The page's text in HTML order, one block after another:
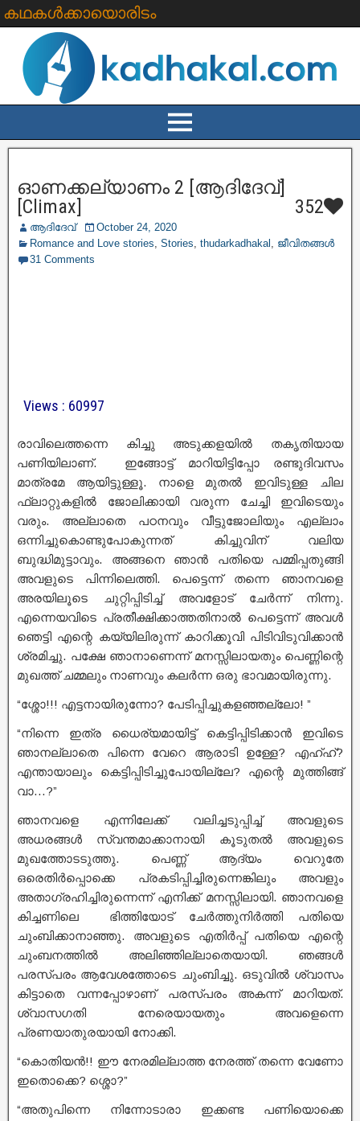
കഥകൾക്കായൊരിടം
ഓണക്കല്യാണം 2 [ആദിദേവ്]
[Climax]
352
ആദിദേവ്
October 24, 2020
Romance and Love stories, Stories, thudarkadhakal , ജീവിതങ്ങള്‍
31 Comments
Views : 60997
രാവിലെത്തന്നെ കിച്ചു അടുക്കളയിൽ തകൃതിയായ
പണിയിലാണ്. ഇങ്ങോട്ട് മാറിയിട്ടിപ്പോ രണ്ടുദിവസം
മാത്രമേ ആയിട്ടുള്ളൂ. നാളെ മുതൽ ഇവിടുള്ള ചില
ഫ്ലാറ്റുകളിൽ ജോലിക്കായി വരുന്ന ചേച്ചി ഇവിടെയും
വരും. അല്ലാതെ പഠനവും വീട്ടുജോലിയും എല്ലാം
ഒന്നിച്ചുകൊണ്ടുപോകുന്നത് കിച്ചുവിന് വലിയ
ബുദ്ധിമുട്ടാവും. അങ്ങനെ ഞാൻ പതിയെ പമ്മിപ്പതുങ്ങി
അവളുടെ പിന്നിലെത്തി. പെട്ടെന്ന് തന്നെ ഞാനവളെ
അരയിലൂടെ ചുറ്റിപ്പിടിച്ച് അവളോട് ചേർന്ന് നിന്നു.
എന്നെയവിടെ പ്രതീക്ഷിക്കാത്തതിനാൽ പെട്ടെന്ന് അവൾ
ഞെട്ടി എന്റെ കയ്യിലിരുന്ന് കാറിക്കൂവി പിടിവിടുവിക്കാൻ
ശ്രമിച്ചു. പക്ഷേ ഞാനാണെന്ന് മനസ്സിലായതും പെണ്ണിന്റെ
മുഖത്ത് ചമ്മലും നാണവും കലർന്ന ഒരു ഭാവമായിരുന്നു.
“ശ്ശോ!!! എട്ടനായിരുന്നോ? പേടിപ്പിച്ചുകളഞ്ഞല്ലോ! ”
“നിന്നെ ഇത്ര ധൈര്യമായിട്ട് കെട്ടിപ്പിടിക്കാൻ ഇവിടെ
ഞാനല്ലാതെ പിന്നെ വേറെ ആരാടി ഉള്ളേ? എഹ്ഹ്?
എന്തായാലും കെട്ടിപ്പിടിച്ചുപോയില്ലേ? എന്റെ മുത്തിങ്ങ്
വാ…?”
ഞാനവളെ എന്നിലേക്ക് വലിച്ചടുപ്പിച്ച് അവളുടെ
അധരങ്ങൾ സ്വന്തമാക്കാനായി കൂടുതൽ അവളുടെ
മുഖത്തോടടുത്തു. പെണ്ണ് ആദ്യം വെറുതേ
ഒരെതിർപ്പൊക്കെ പ്രകടിപ്പിച്ചിരുന്നെങ്കിലും അവളും
അതാഗ്രഹിച്ചിരുന്നെന്ന് എനിക്ക് മനസ്സിലായി. ഞാനവളെ
കിച്ചണിലെ ഭിത്തിയോട് ചേർത്തുനിർത്തി പതിയെ
ചുംബിക്കാനാഞ്ഞു. അവളുടെ എതിർപ്പ് പതിയെ എന്റെ
ചുംബനത്തിൽ അലിഞ്ഞില്ലാതെയായി. ഞങ്ങൾ
പരസ്പരം ആവേശത്തോടെ ചുംബിച്ചു. ഒടുവിൽ ശ്വാസം
കിട്ടാതെ വന്നപ്പോഴാണ് പരസ്പരം അകന്ന് മാറിയത്.
ശ്വാസഗതി നേരെയായതും അവളെന്നെ
പ്രണയാതുരയായി നോക്കി.
“കൊതിയൻ!! ഈ നേരമില്ലാത്ത നേരത്ത് തന്നെ വേണോ
ഇതൊക്കെ? ശ്ശൊ?”
“അതുപിന്നെ നിന്നോടാരാ ഇക്കണ്ട പണിയൊക്കെ